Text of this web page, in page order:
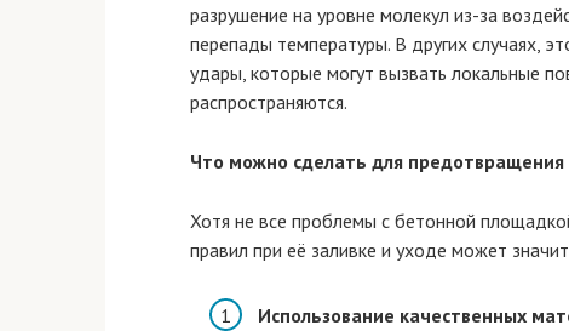
разрушение на уровне молекул из-за
перепады температуры. В других случаях,
удары, которые могут вызвать локальные
распространяются.
Что можно сделать для
Хотя не все проблемы с бетонной
правил при её заливке и уходе может
Использование качественных